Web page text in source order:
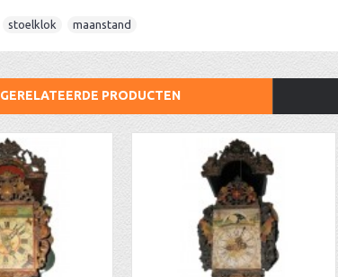
stoelklok maanstand
GERELATEERDE PRODUCTEN